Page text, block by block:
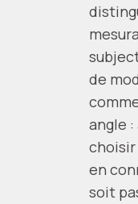
de
angle
en
soit